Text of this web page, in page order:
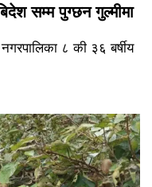
सम्म पुग्छन गुल्मीमा
८ की ३६ बर्षीय